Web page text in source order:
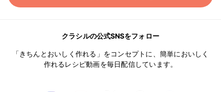
クラシルの公式SNSをフォロー
「きちんとおいしく作れる」をコンセプトに、簡単においしく
作れるレシピ動画を毎日配信しています。